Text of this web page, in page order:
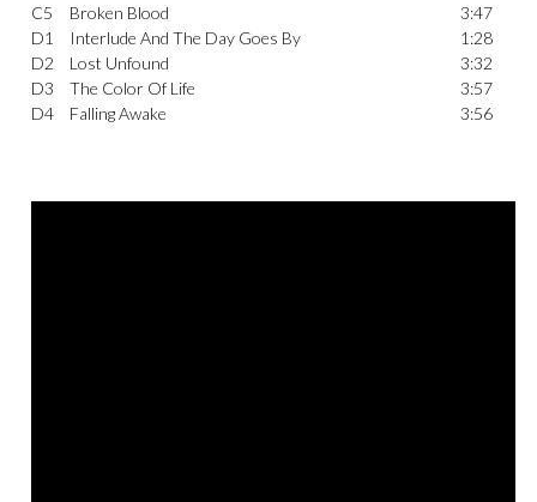
C5
Broken Blood
3:47
D1
Interlude And The Day Goes By
1:28
D2
Lost Unfound
3:32
D3
The Color Of Life
3:57
D4
Falling Awake 3:56